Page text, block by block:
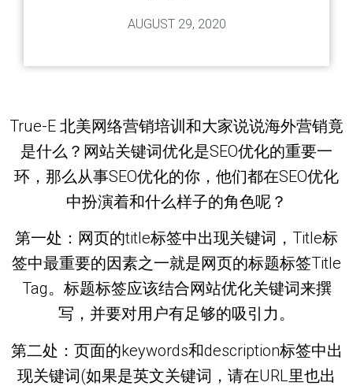
AUGUST 29, 2020
True-E 北美网络营销培训和大家说说海外营销竟
是什么？网站关键词优化是SEO优化的重要一
环，那么从事SEO优化的你，他们都在SEO优化
中扮演着和什么样子的角色呢？
第一处：网页的title标签中出现关键词，Title标
签中最重要的因素之一就是网页的标题标签Title
Tag。标题标签应该结合网站优化关键词来撰
写，并要对用户有足够的吸引力。
第二处：页面的keywords和description标签中出
现关键词(如果是英文关键词，请在URL里也出